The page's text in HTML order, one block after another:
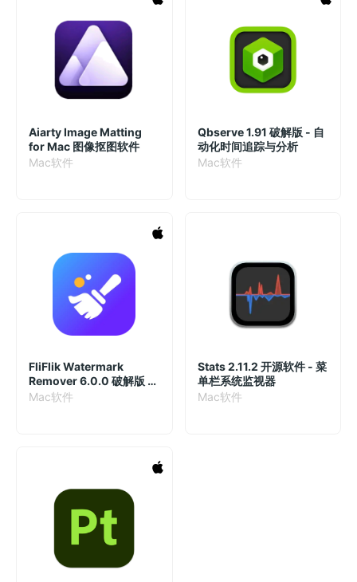
Aiarty Image Matting
for Mac 图像抠图软件
Mac软件
Qbserve 1.91 破解版 - 自
动化时间追踪与分析
Mac软件
FliFlik Watermark
Remover 6.0.0 破解版 -
利用AI移除图片水印
Mac软件
Stats 2.11.2 开源软件 - 菜
单栏系统监视器
Mac软件